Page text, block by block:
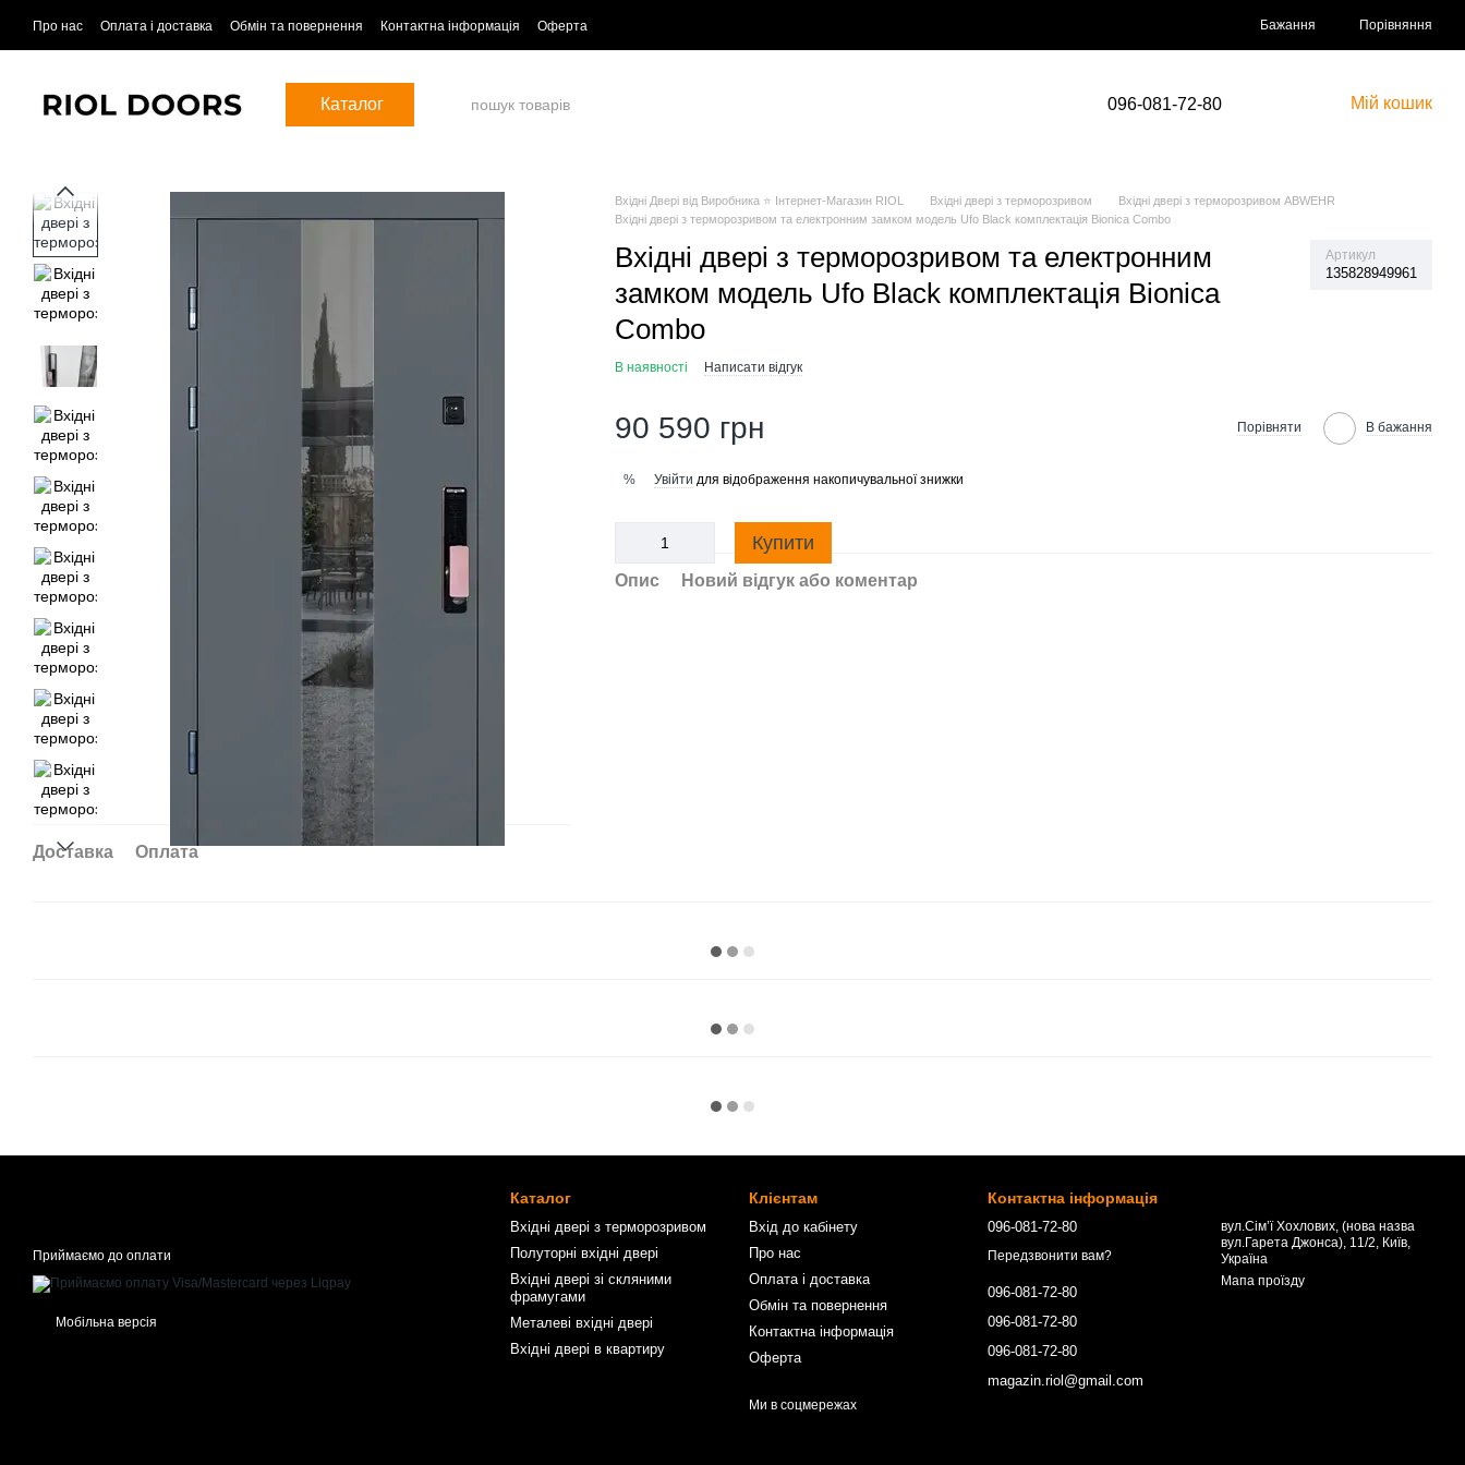
Про нас Оплата і доставка Обмін та повернення Контактна інформація Оферта Бажання Порівняння
Каталог 096-081-72-80 Мій кошик
Доставка Оплата
Вхідні Двері від Виробника ⭐ Інтернет-Магазин RIOL Вхідні двері з терморозривом
Вхідні двері з терморозривом ABWEHR
Вхідні двері з терморозривом та електронним замком модель Ufo Black комплектація Bionica Combo
Вхідні двері з терморозривом та електронним
замком модель Ufo Black комплектація Bionica
Combo
Артикул
135828949961
В наявності Написати відгук
90 590 грн Порівняти В бажання
% Увійти для відображення накопичувальної знижки
Купити
Опис Новий відгук або коментар
Приймаємо до оплати
Мобільна версія
Каталог
Вхідні двері з терморозривом
Полуторні вхідні двері
Вхідні двері зі скляними
фрамугами
Металеві вхідні двері
Вхідні двері в квартиру
Клієнтам
Вхід до кабінету
Про нас
Оплата і доставка
Обмін та повернення
Контактна інформація
Оферта
Ми в соцмережах
Контактна інформація
096-081-72-80
Передзвонити вам?
096-081-72-80
096-081-72-80
096-081-72-80
magazin.riol@gmail.com
вул.Сім’ї Хохлових, (нова назва
вул.Гарета Джонса), 11/2, Київ,
Україна
Мапа проїзду